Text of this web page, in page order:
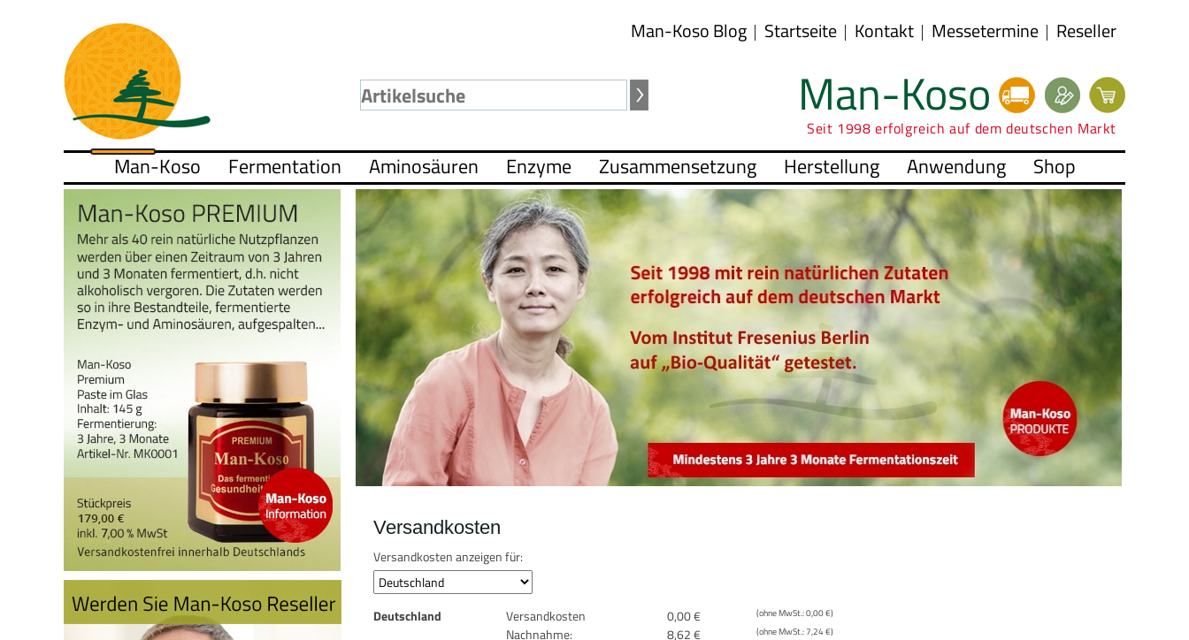
Man-Koso Blog Startseite Kontakt Messetermine Reseller
Man-Koso
Seit 1998 erfolgreich auf dem deutschen Markt
Man-Koso Fermentation Aminosäuren Enzyme Zusammensetzung Herstellung Anwendung Shop
Versandkosten
Versandkosten anzeigen für:
Deutschland Versandkosten 0,00 € (ohne MwSt.: 0,00 €)
Nachnahme: 8,62 € (ohne MwSt.: 7,24 €)